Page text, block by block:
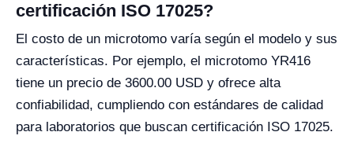
certificación ISO 17025?
El costo de un microtomo varía según el modelo y sus
características. Por ejemplo, el microtomo YR416
tiene un precio de 3600.00 USD y ofrece alta
confiabilidad, cumpliendo con estándares de calidad
para laboratorios que buscan certificación ISO 17025.